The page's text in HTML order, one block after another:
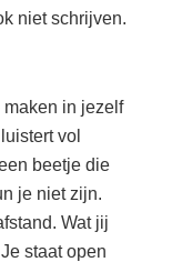
niet schrijven.
maken in jezelf
vol
beetje die
je niet zijn.
Wat jij
staat open